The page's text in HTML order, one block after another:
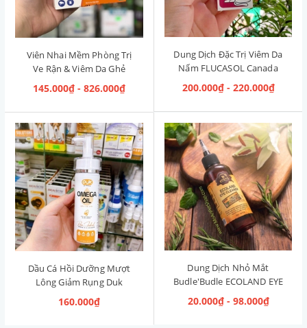
Viên Nhai Mềm Phòng Trị
Ve Rận & Viêm Da Ghẻ
NexGard Pháp (2kg-4kg)
145.000₫ - 826.000₫
Dung Dịch Đặc Trị Viêm Da
Nấm FLUCASOL Canada
5ml
200.000₫ - 220.000₫
Dầu Cá Hồi Dưỡng Mượt
Lông Giảm Rụng Duk
Omega Oil 150ml
160.000₫
Dung Dịch Nhỏ Mắt
Budle'Budle ECOLAND EYE
CLEANER Hàn Quốc 120ml
20.000₫ - 98.000₫